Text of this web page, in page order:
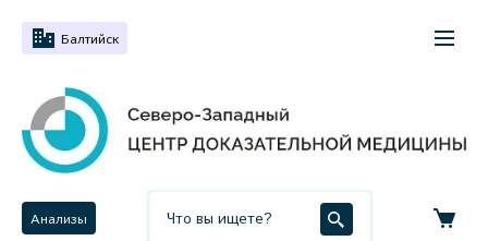
Балтийск
Анализы